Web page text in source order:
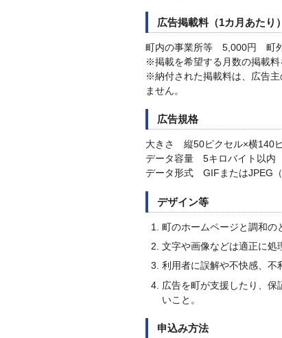
広告掲載料（1カ月あたり）
町内の事業所等 5,000円 町
※掲載を希望する月数の掲載料
※納付された掲載料は、広告
ません。
広告規格
大きさ 縦50ピクセル×横140
データ容量 5キロバイト以内
データ形式 GIFまたはJPEG（
デザイン等
町のホームページと調和の
文字や画像などは適正に処
利用者に誤解や不快感、不
広告を町が支援したり、保
いこと。
申込み方法